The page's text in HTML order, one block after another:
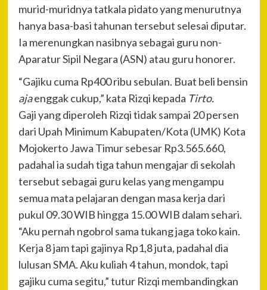
murid-muridnya tatkala pidato yang menurutnya
hanya basa-basi tahunan tersebut selesai diputar.
Ia merenungkan nasibnya sebagai guru non-
Aparatur Sipil Negara (ASN) atau guru honorer.
“Gajiku cuma Rp400 ribu sebulan. Buat beli bensin
ajaenggak cukup,” kata Rizqi kepada Tirto.
Gaji yang diperoleh Rizqi tidak sampai 20 persen
dari Upah Minimum Kabupaten/Kota (UMK) Kota
Mojokerto Jawa Timur sebesar Rp3.565.660,
padahal ia sudah tiga tahun mengajar di sekolah
tersebut sebagai guru kelas yang mengampu
semua mata pelajaran dengan masa kerja dari
pukul 09.30 WIB hingga 15.00 WIB dalam sehari.
“Aku pernah ngobrol sama tukang jaga toko kain.
Kerja 8 jam tapi gajinya Rp1,8 juta, padahal dia
lulusan SMA. Aku kuliah 4 tahun, mondok, tapi
gajiku cuma segitu,” tutur Rizqi membandingkan